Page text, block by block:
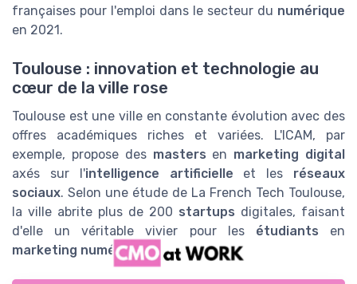
françaises pour l'emploi dans le secteur du numérique
en 2021.
Toulouse : innovation et technologie au
cœur de la ville rose
Toulouse est une ville en constante évolution avec des
offres académiques riches et variées. L'ICAM, par
exemple, propose des masters en marketing digital
axés sur l'intelligence artificielle et les réseaux
sociaux. Selon une étude de La French Tech Toulouse,
la ville abrite plus de 200 startups digitales, faisant
d'elle un véritable vivier pour les étudiants en
marketing numérique.